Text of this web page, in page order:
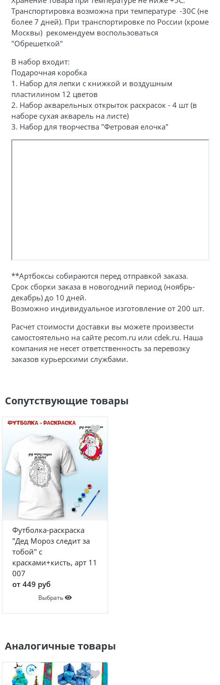
Транспортировка возможна при температуре -30С (не
более 7 дней). При транспортировке по России (кроме
Москвы) рекомендуем воспользоваться
"Обрешеткой"
В набор входит:
Подарочная коробка
1. Набор для лепки с книжкой и воздушным
пластилином 12 цветов
2. Набор акварельных открыток раскрасок - 4 шт (в
наборе сухая акварель на листе)
3. Набор для творчества "Фетровая елочка"
**Артбоксы собираются перед отправкой заказа.
Срок сборки заказа в новогодний период (ноябрь-
декабрь) до 10 дней.
Возможно индивидуальное изготовление от 200 шт.
Расчет стоимости доставки вы можете произвести
самостоятельно на сайте pecom.ru или cdek.ru. Наша
компания не несет ответственность за перевозку
заказов курьерскими службами.
Сопутствующие товары
Футболка-раскраска
"Дед Мороз следит за
тобой" с
красками+кисть, арт 11
007
от 449 руб
Выбрать
Аналогичные товары